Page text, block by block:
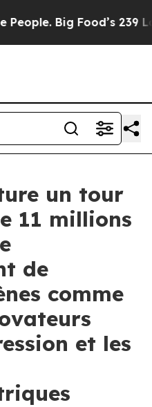
Food’s 239 Lawsuits
un tour
11 millions
de
comme
et les